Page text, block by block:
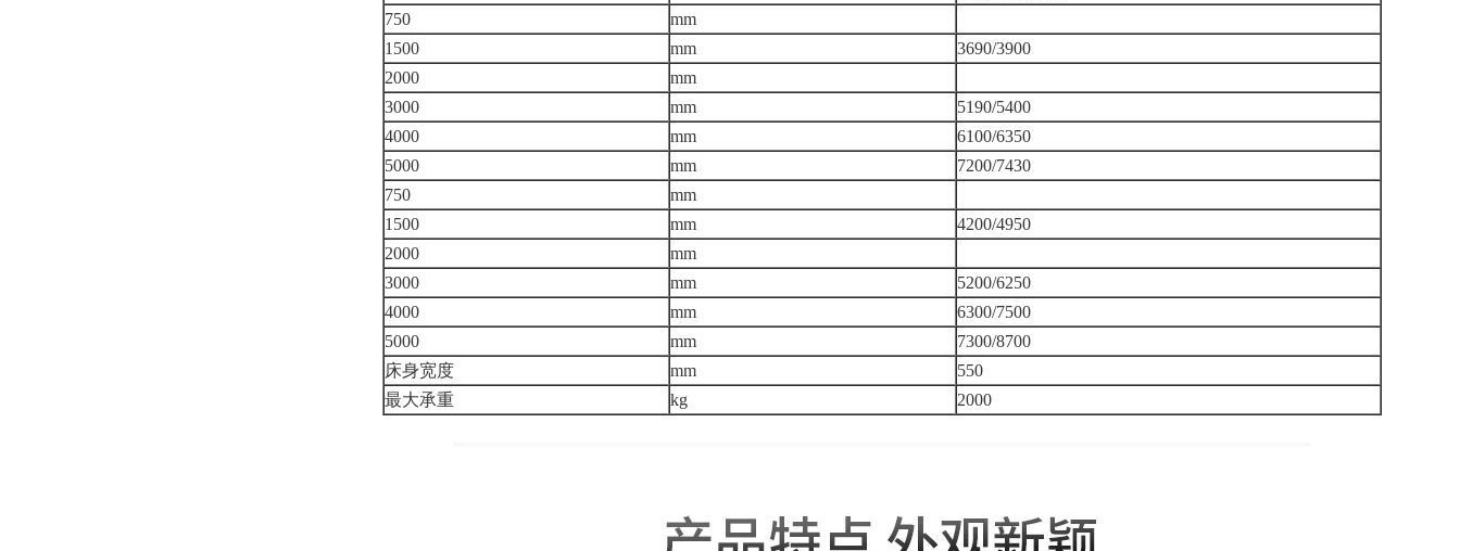
750
mm
1500
mm
3690/3900
2000
mm
3000
mm
5190/5400
4000
mm
6100/6350
5000
mm
7200/7430
750
mm
1500
mm
4200/4950
2000
mm
3000
mm
5200/6250
4000
mm
6300/7500
5000
mm
7300/8700
床身宽度
mm
550
最大承重
kg 2000